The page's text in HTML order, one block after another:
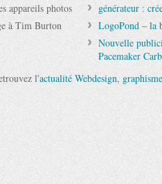
appareils photos
à Tim Burton
générateur :
LogoPond – la
Nouvelle
Pacemaker
l'actualité Webdesign, graphisme